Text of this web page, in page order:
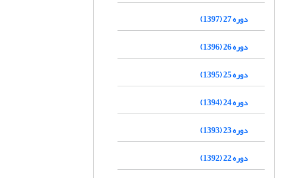
دوره 27 (1397)
دوره 26 (1396)
دوره 25 (1395)
دوره 24 (1394)
دوره 23 (1393)
دوره 22 (1392)